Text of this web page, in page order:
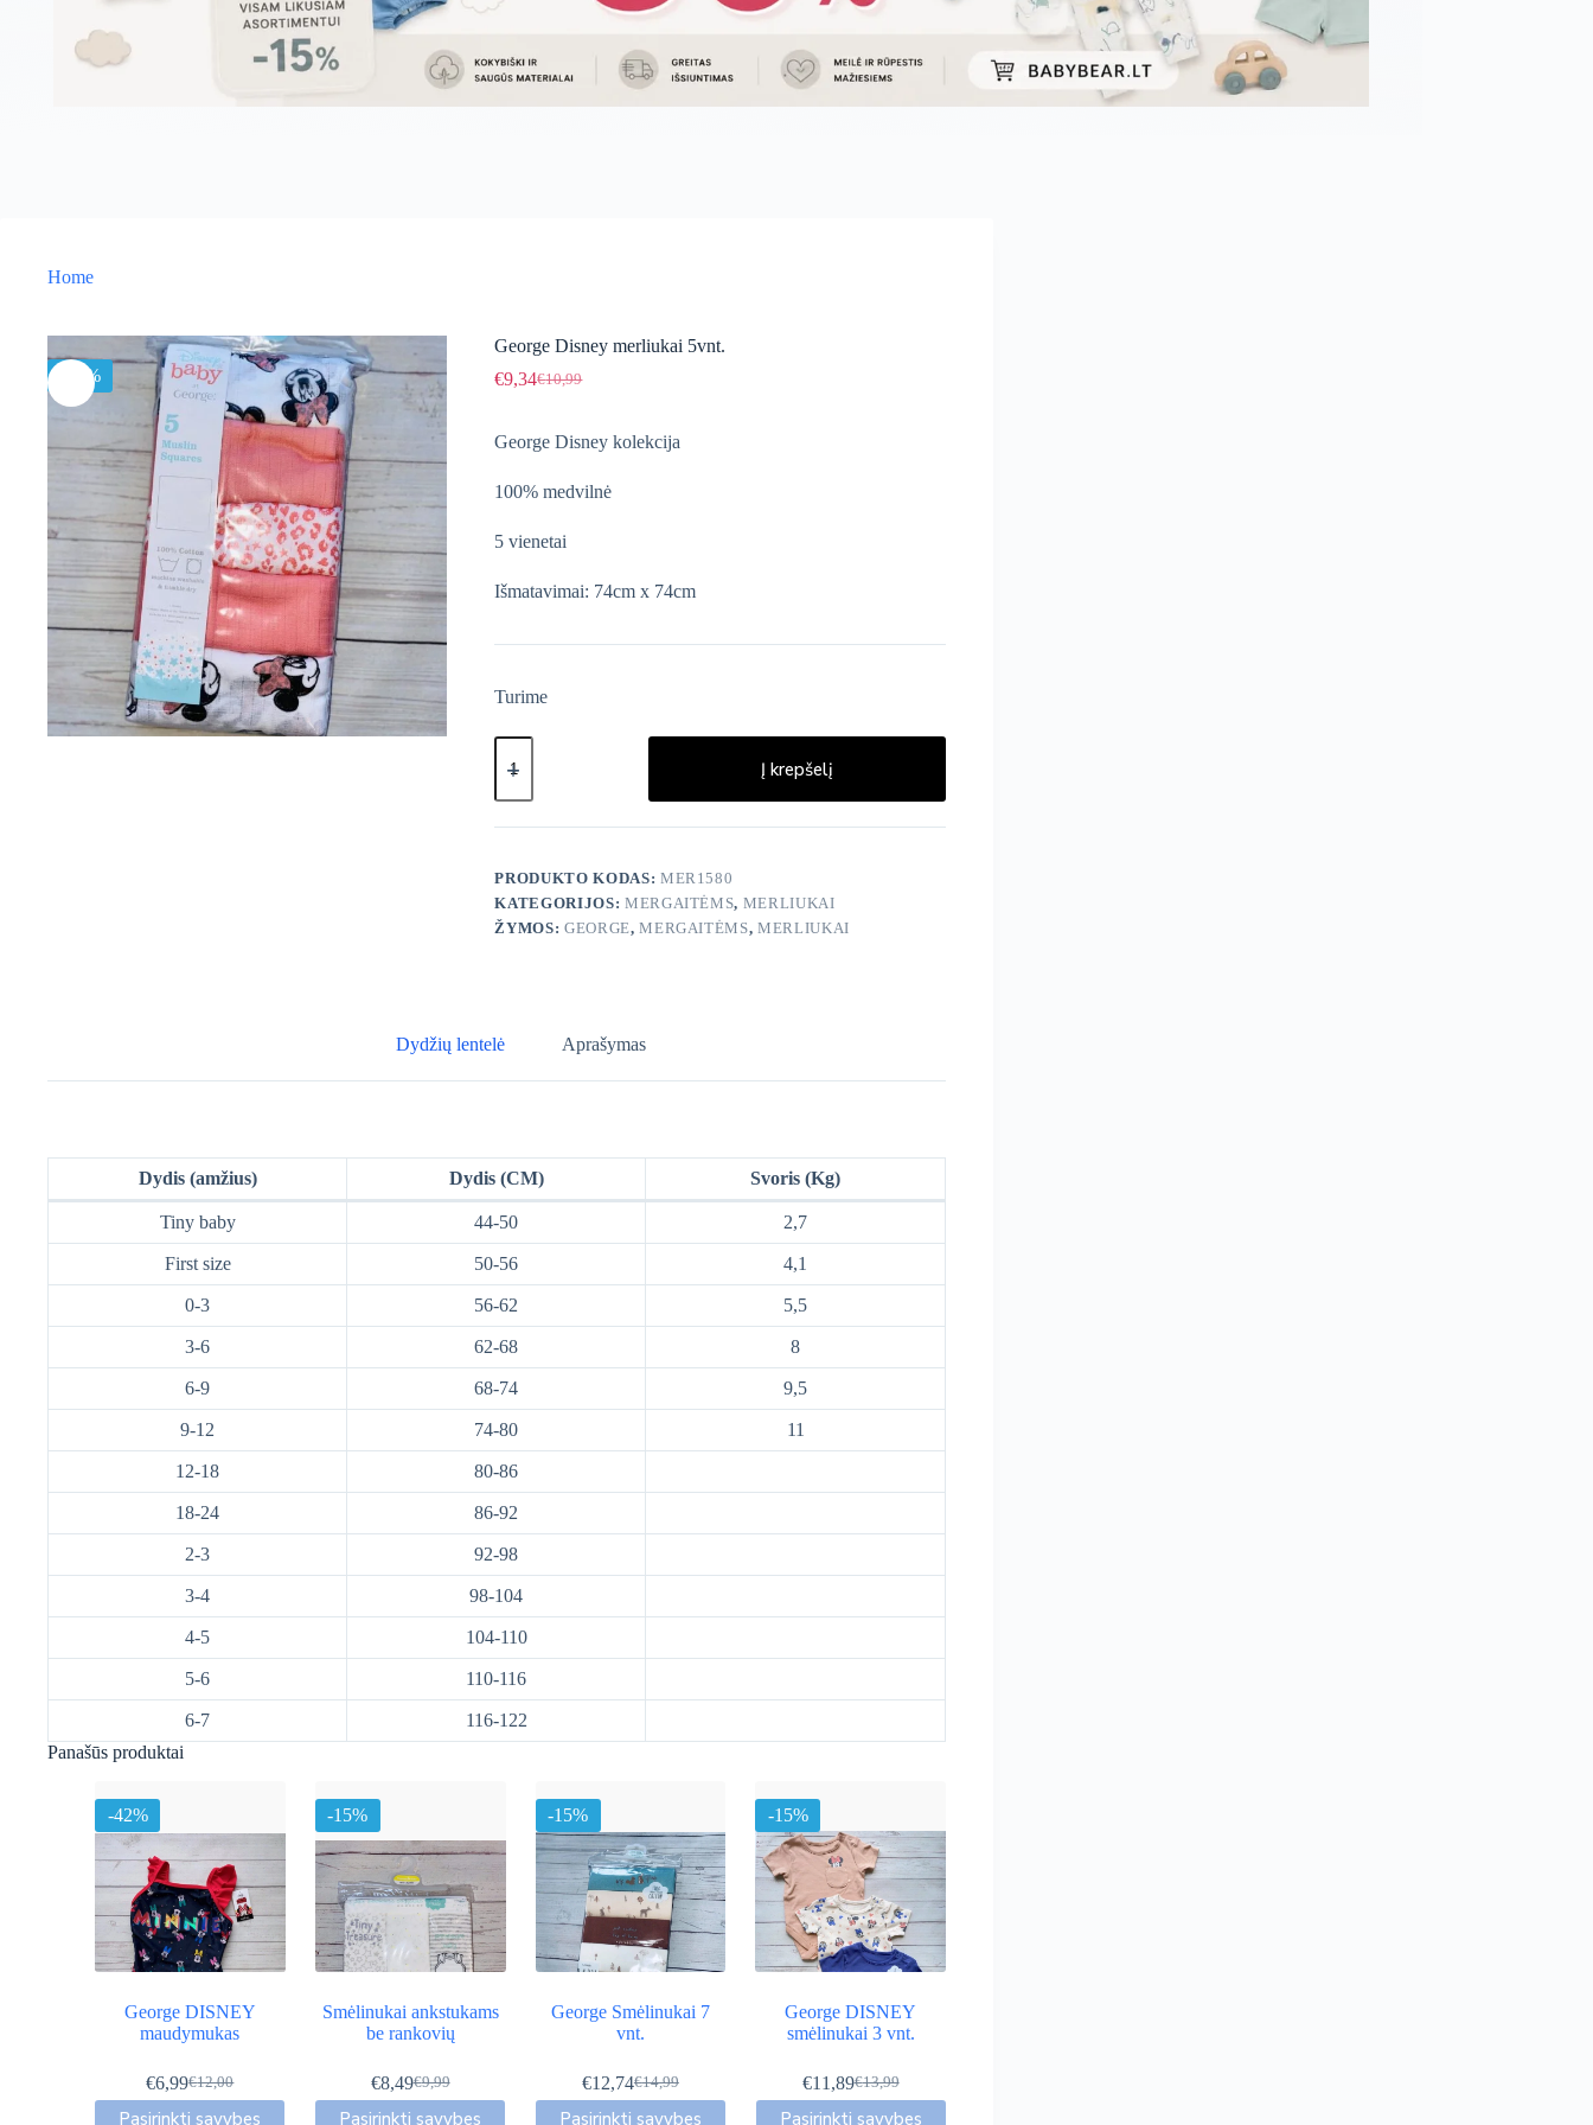
Home
-15%
George Disney merliukai 5vnt.
€10,99
Original
was:
€10,99.
€9,34Current
€9,34.
George Disney kolekcija
100% medvilnė
5 vienetai
Išmatavimai: 74cm x 74cm
Turime
produkto
kiekis:
Disney
merliukai
Į krepšelį
PRODUKTO KODAS: MER1580
KATEGORIJOS: MERGAITĖMS, MERLIUKAI
ŽYMOS:GEORGE,MERGAITĖMS,MERLIUKAI
Dydžių lentelė Aprašymas
Dydis (amžius) Dydis (CM) Svoris (Kg)
Tiny baby 44-50 2,7
First size 50-56 4,1
0-3 56-62 5,5
3-6 62-68 8
6-9 68-74 9,5
9-12 74-80 11
12-18 80-86
18-24 86-92
2-3 92-98
3-4 98-104
4-5 104-110
5-6 110-116
6-7
116-122
Panašūs produktai
-42%
George DISNEY
maudymukas
€12,00
Original
price
€6,99Current
price
Pasirinkti savybes
This
-15%
Smėlinukai ankstukams
be rankovių
€9,99
Original
price
€8,49Current
price
Pasirinkti savybes
This
-15%
George Smėlinukai 7
vnt.
€14,99
Original
price
€12,74Current
price
Pasirinkti savybes
This
-15%
George DISNEY
smėlinukai 3 vnt.
€13,99
Original
price
€11,89Current
price
Pasirinkti savybes
This